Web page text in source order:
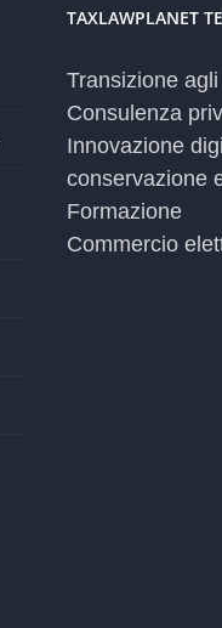
TAXLAWPLANET
Transizione
Consulenza
Innovazione
conservazione
Formazione
Commercio